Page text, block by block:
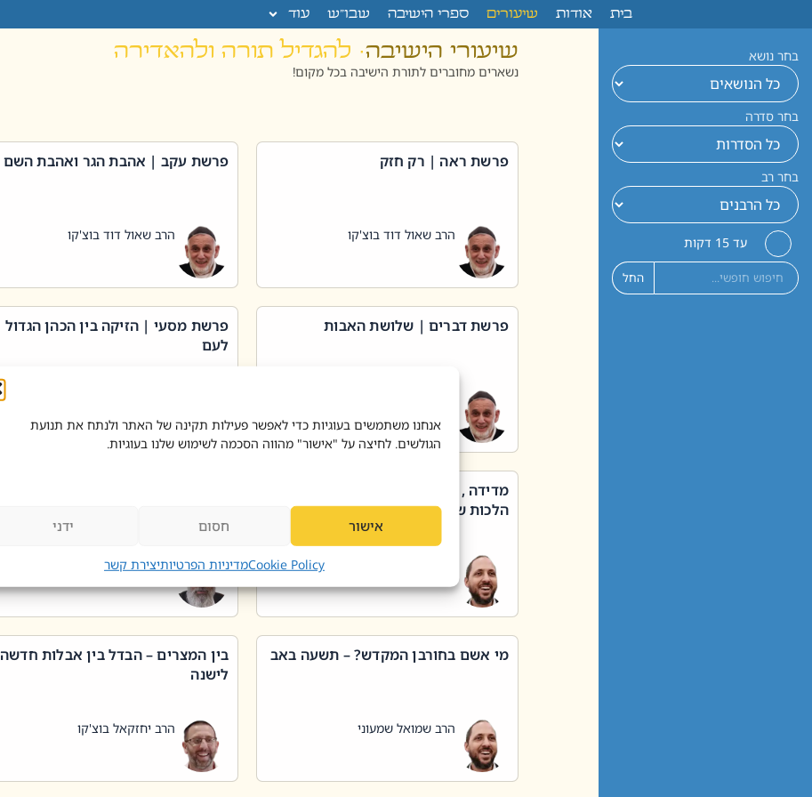
אנחנו משתמשים בעוגיות כדי לאפשר פעילות תקינה של האתר ולנתח את תנועת
הגולשים. לחיצה על "אישור" מהווה הסכמה לשימוש שלנו בעוגיות.
אישור חסום ידני
Cookie Policyמדיניות הפרטיותיצירת קשר
בית אודות שיעורים ספרי הישיבה שבו”ש עוד
בחר נושא
בחר סדרה
בחר רב
עד 15 דקות
החל
שיעורי הישיבה· להגדיל תורה ולהאדירה
נשארים מחוברים לתורת הישיבה בכל מקום!
פרשת ראה | רק חזק
הרב שאול דוד בוצ'קו
פרשת עקב | אהבת הגר ואהבת השם
הרב שאול דוד בוצ'קו
פרשת דברים | שלושת האבות
פרשת מסעי | הזיקה בין הכהן הגדול
לעם
מדידה , קניה , שטיפת כלים בשבת –
הלכות שבת – סימן שכג
הרב יאיר בידני
מי אשם בחורבן המקדש? – תשעה באב
הרב שמואל שמעוני
בין המצרים – הבדל בין אבלות חדשה
לישנה
הרב יחזקאל בוצ'קו